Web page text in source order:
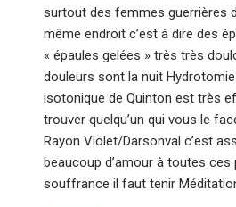
surtout des femmes guerrières
même endroit c’est à dire des
« épaules gelées » très très
douleurs sont la nuit
isotonique de Quinton est très
trouver quelqu’un qui vous le
Rayon Violet/Darsonval c’est
beaucoup d’amour à toutes
souffrance il faut tenir